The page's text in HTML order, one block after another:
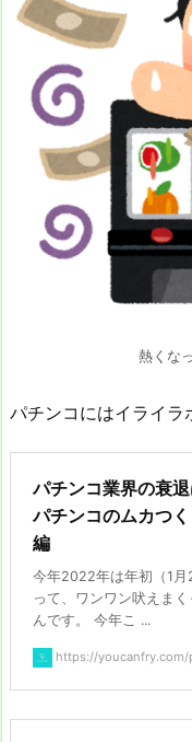
熱くな
パチンコにはイライラ
パチンコ業界の衰
パチンコのムカつ
編
今年2022年は年初（1
って、ワンワン吠えまく
んです。 今年こ ...
https://